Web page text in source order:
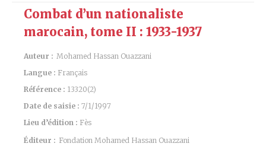
Combat d’un nationaliste
marocain, tome II : 1933-1937
Auteur : Mohamed Hassan Ouazzani
Langue : Français
Référence : 13320(2)
Date de saisie : 7/1/1997
Lieu d’édition : Fès
Éditeur : Fondation Mohamed Hassan Ouazzani